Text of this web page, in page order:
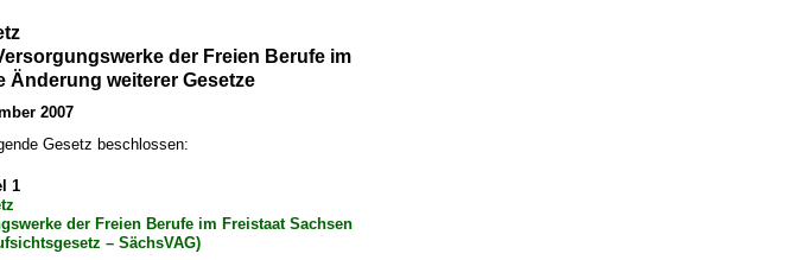
der Freien Berufe im
Änderung weiterer Gesetze
2007
Gesetz beschlossen:
1
der Freien Berufe im Freistaat Sachsen
– SächsVAG)